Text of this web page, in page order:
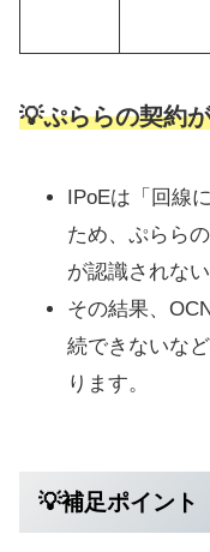
💡ぷららの契約
IPoEは「回線
ため、ぷらら
が認識されな
その結果、
続できないな
ります。
💡補足ポイント